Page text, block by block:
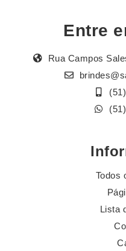
Entre
Rua Campos
Todos
Lista